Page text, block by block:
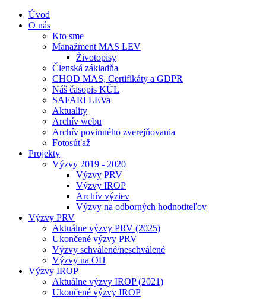
Úvod
O nás
Kto sme
Manažment MAS LEV
Životopisy
Členská základňa
CHOD MAS, Certifikáty a GDPR
Náš časopis KÚL
SAFARI LEVa
Aktuality
Archív webu
Archív povinného zverejňovania
Fotosúťaž
Projekty
Výzvy 2019 - 2020
Výzvy PRV
Výzvy IROP
Archív výziev
Výzvy na odborných hodnotiteľov
Výzvy PRV
Aktuálne výzvy PRV (2025)
Ukončené výzvy PRV
Výzvy schválené/neschválené
Výzvy na OH
Výzvy IROP
Aktuálne výzvy IROP (2021)
Ukončené výzvy IROP